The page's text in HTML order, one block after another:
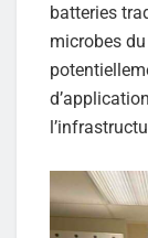
batteries
microbes